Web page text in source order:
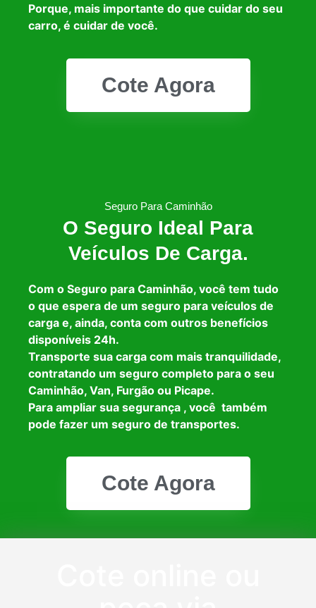
Porque, mais importante do que cuidar do seu
carro, é cuidar de você.
Cote Agora
Seguro Para Caminhão
O Seguro Ideal Para
Veículos De Carga.
Com o Seguro para Caminhão, você tem tudo
o que espera de um seguro para veículos de
carga e, ainda, conta com outros benefícios
disponíveis 24h.
Transporte sua carga com mais tranquilidade,
contratando um seguro completo para o seu
Caminhão, Van, Furgão ou Picape.
Para ampliar sua segurança , você também
pode fazer um seguro de transportes.
Cote Agora